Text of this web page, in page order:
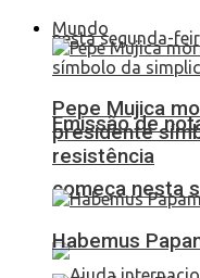
Emissão de
começa nesta
Mundo
Pepe Mujica
presidente
resistência
Habemus